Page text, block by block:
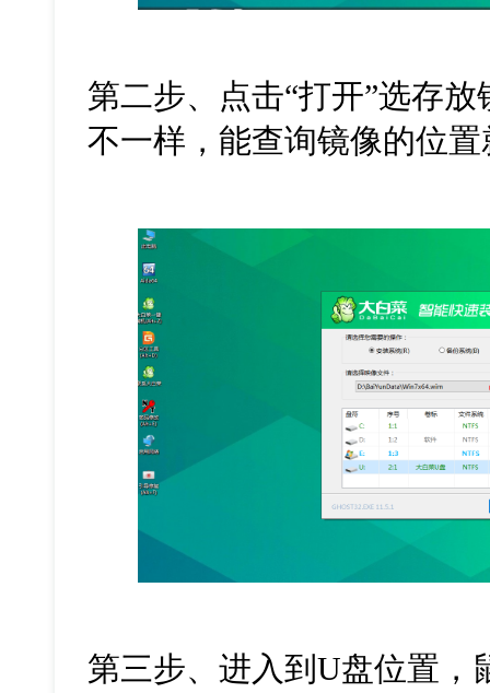
第二步、点击“打开”选存
不一样，能查询镜像的位置
第三步、进入到U盘位置，